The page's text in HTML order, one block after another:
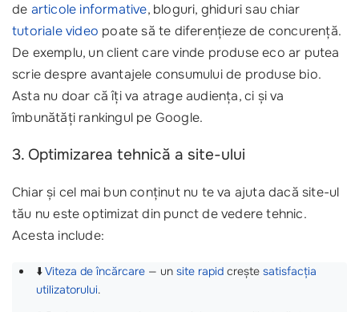
de articole informative, bloguri, ghiduri sau chiar
tutoriale video poate să te diferențieze de concurență.
De exemplu, un client care vinde produse eco ar putea
scrie despre avantajele consumului de produse bio.
Asta nu doar că îți va atrage audiența, ci și va
îmbunătăți rankingul pe Google.
3. Optimizarea tehnică a site-ului
Chiar și cel mai bun conținut nu te va ajuta dacă site-ul
tău nu este optimizat din punct de vedere tehnic.
Acesta include:
⬇️Viteza de încărcare — un site rapid crește satisfacția
utilizatorului.